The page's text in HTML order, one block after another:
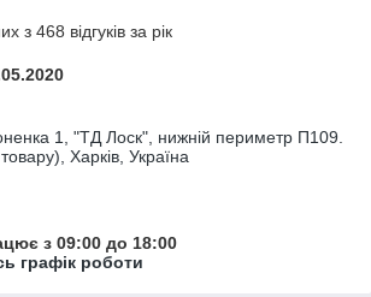
з 468 відгуків за рік
1, "ТД Лоск", нижній периметр П109.
Харків, Україна
з 09:00 до 18:00
графік роботи